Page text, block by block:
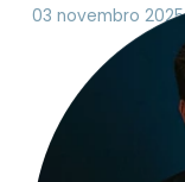
03 novembro 2025